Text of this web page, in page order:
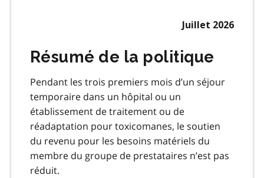
Juillet 2026
Résumé de la politique
Pendant les trois premiers mois d’un séjour
temporaire dans un hôpital ou un
établissement de traitement ou de
réadaptation pour toxicomanes, le soutien
du revenu pour les besoins matériels du
membre du groupe de prestataires n’est pas
réduit.